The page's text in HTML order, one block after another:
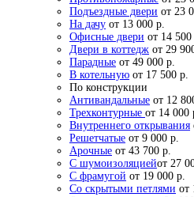
Подъездные двери от 23
На дачу от 13 000 р.
Офисные двери от 14 500
Двери в коттедж от 29
Парадные от 49 000 р.
В котельную от 17 500 р.
По конструкции
Антивандальные от 12
Трехконтурные от 14 000
Внутреннего открывания
Решетчатые от 9 000 р.
Арочные от 43 700 р.
С шумоизоляциейот 27
С фрамугой от 19 000 р.
Со скрытыми петлями от